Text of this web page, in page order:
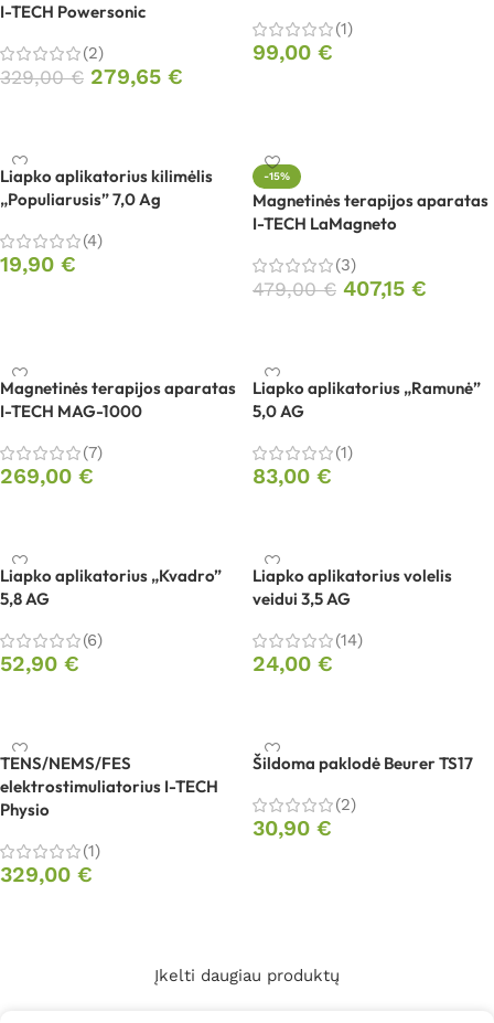
I-TECH Powersonic
(2)
329,00€ 279,65 €
(1)
99,00 €
Liapko aplikatorius kilimėlis
„Populiarusis” 7,0 Ag
(4)
19,90 €
-15%
Magnetinės terapijos aparatas
I-TECH LaMagneto
(3)
479,00€ 407,15 €
Magnetinės terapijos aparatas
I-TECH MAG-1000
(7)
269,00 €
Liapko aplikatorius „Ramunė”
5,0 AG
(1)
83,00 €
Liapko aplikatorius „Kvadro”
5,8 AG
(6)
52,90 €
Liapko aplikatorius volelis
veidui 3,5 AG
(14)
24,00 €
TENS/NEMS/FES
elektrostimuliatorius I-TECH
Physio
(1)
329,00 €
Šildoma paklodė Beurer TS17
(2)
30,90 €
Įkelti daugiau produktų